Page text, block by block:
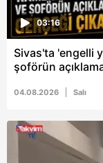
03:16
Sivas'ta 'engelli
şoförün
04.08.2026 Salı